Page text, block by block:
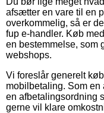
afsætter en vare til en
overkommelig, så er
fup e-handler. Køb
en bestemmelse, som
webshops.
Vi foreslår generelt
mobilbetaling. Som
en afbetalingsordning
gerne vil klare